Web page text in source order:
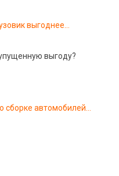
выгоднее
выгоду?
сборке автомобилей